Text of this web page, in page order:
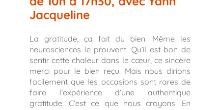
Jacqueline
La gratitude, ça fait du bien. Même les
neurosciences le prouvent. Qu’il est bon de
sentir cette chaleur dans le cœur, ce sincère
merci pour le bien reçu. Mais nous dirions
facilement que les occasions sont rares de
faire l’expérience d’une authentique
gratitude. C’est ce que nous croyons. En